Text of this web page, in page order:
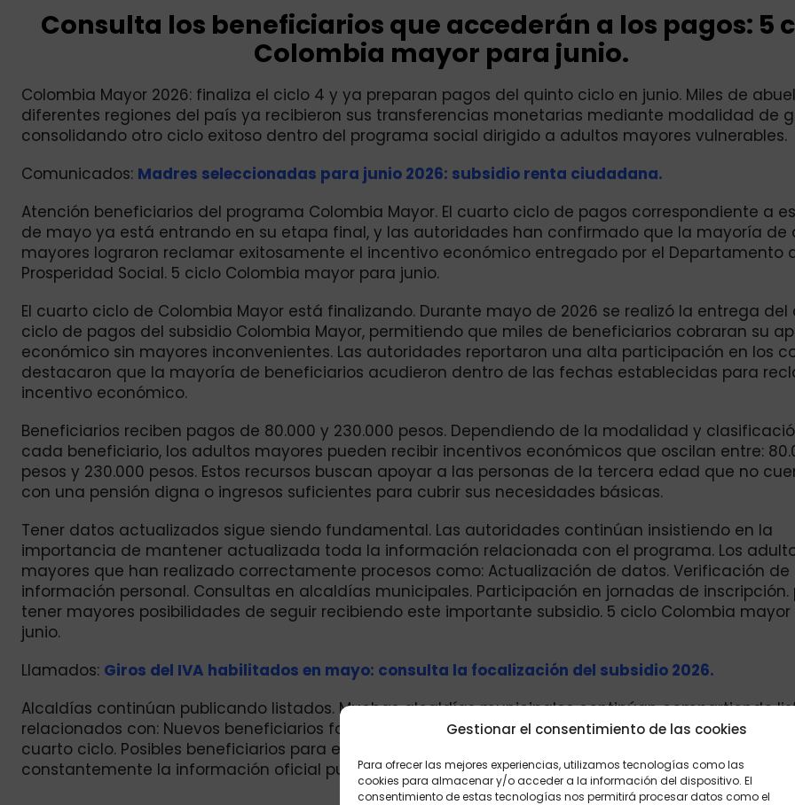
Gestionar el consentimiento de las cookies
Para ofrecer las mejores experiencias, utilizamos tecnologías como las
cookies para almacenar y/o acceder a la información del dispositivo. El
consentimiento de estas tecnologías nos permitirá procesar datos como el
Consulta los beneficiarios que accederán a los pagos: 5
Colombia mayor para junio.
Colombia Mayor 2026: finaliza el ciclo 4 y ya preparan pagos del quinto ciclo en junio. Miles de
diferentes regiones del país ya recibieron sus transferencias monetarias mediante modalidad de
consolidando otro ciclo exitoso dentro del programa social dirigido a adultos mayores vulnerables.
Comunicados: Madres seleccionadas para junio 2026: subsidio renta ciudadana.
Atención beneficiarios del programa Colombia Mayor. El cuarto ciclo de pagos correspondiente a
de mayo ya está entrando en su etapa final, y las autoridades han confirmado que la mayoría de
mayores lograron reclamar exitosamente el incentivo económico entregado por el Departamento
Prosperidad Social. 5 ciclo Colombia mayor para junio.
El cuarto ciclo de Colombia Mayor está finalizando. Durante mayo de 2026 se realizó la entrega
ciclo de pagos del subsidio Colombia Mayor, permitiendo que miles de beneficiarios cobraran su
económico sin mayores inconvenientes. Las autoridades reportaron una alta participación en los
destacaron que la mayoría de beneficiarios acudieron dentro de las fechas establecidas para
incentivo económico.
Beneficiarios reciben pagos de 80.000 y 230.000 pesos. Dependiendo de la modalidad y
cada beneficiario, los adultos mayores pueden recibir incentivos económicos que oscilan entre:
pesos y 230.000 pesos. Estos recursos buscan apoyar a las personas de la tercera edad que no
con una pensión digna o ingresos suficientes para cubrir sus necesidades básicas.
Tener datos actualizados sigue siendo fundamental. Las autoridades continúan insistiendo en la
importancia de mantener actualizada toda la información relacionada con el programa. Los
mayores que han realizado correctamente procesos como: Actualización de datos. Verificación de
información personal. Consultas en alcaldías municipales. Participación en jornadas de inscripción.
tener mayores posibilidades de seguir recibiendo este importante subsidio. 5 ciclo Colombia mayor
junio.
Llamados: Giros del IVA habilitados en mayo: consulta la focalización del subsidio 2026.
Alcaldías continúan publicando listados. Muchas alcaldías municipales continúan compartiendo
relacionados con: Nuevos beneficiarios focalizados. Personas pendientes por cobrar. Actualizaciones
cuarto ciclo. Posibles beneficiarios para el quinto ciclo. Por esta razón, se recomienda consultar
constantemente la información oficial publicada en cada municipio.